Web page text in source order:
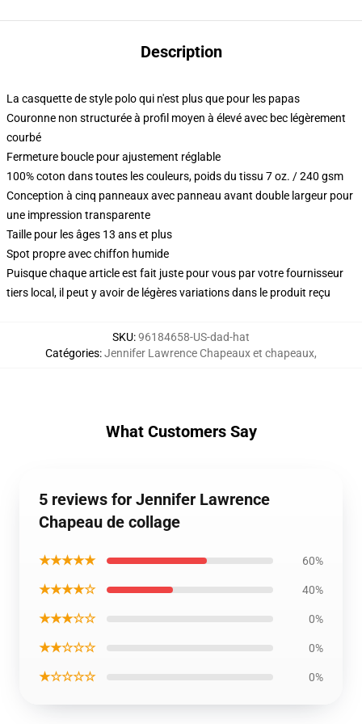
Description
La casquette de style polo qui n'est plus que pour les papas
Couronne non structurée à profil moyen à élevé avec bec légèrement
courbé
Fermeture boucle pour ajustement réglable
100% coton dans toutes les couleurs, poids du tissu 7 oz. / 240 gsm
Conception à cinq panneaux avec panneau avant double largeur pour
une impression transparente
Taille pour les âges 13 ans et plus
Spot propre avec chiffon humide
Puisque chaque article est fait juste pour vous par votre fournisseur
tiers local, il peut y avoir de légères variations dans le produit reçu
SKU:96184658-US-dad-hat
Catégories:Jennifer Lawrence Chapeaux et chapeaux,
What Customers Say
5 reviews for Jennifer Lawrence
Chapeau de collage
★★★★★ 60%
★★★★☆ 40%
★★★☆☆ 0%
★★☆☆☆ 0%
★☆☆☆☆ 0%